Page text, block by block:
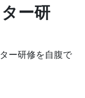
ー研
ー研修を自腹で